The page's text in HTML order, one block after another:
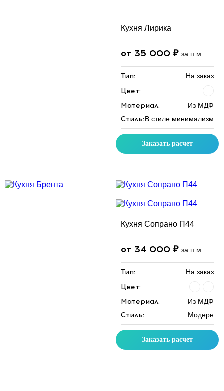
Кухня Лирика
от 35 000 ₽ за п.м.
Тип: На заказ
Цвет:
Материал:
Из МДФ
Стиль:В стиле минимализм
Заказать расчет
Кухня Сопрано П44
от 34 000 ₽ за п.м.
Тип: На заказ
Цвет:
Материал:
Из МДФ
Стиль: Модерн
Заказать расчет